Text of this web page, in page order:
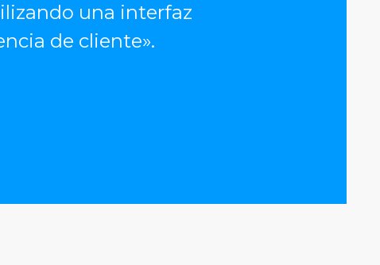
una interfaz
de cliente».